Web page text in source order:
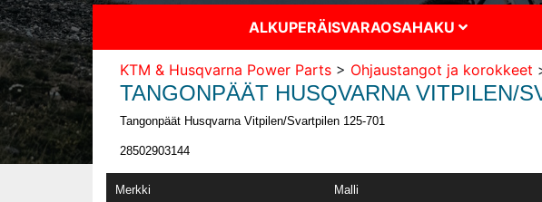
ALKUPERÄISVARAOSAHAKU
KTM & Husqvarna Power Parts > Ohjaustangot ja korokkeet
TANGONPÄÄT HUSQVARNA VITPILEN/
Tangonpäät Husqvarna Vitpilen/Svartpilen 125-701
28502903144
Merkki Malli